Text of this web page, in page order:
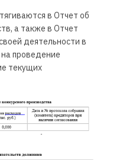
в Отчет об
а также в Отчет
деятельности в
проведение
текущих